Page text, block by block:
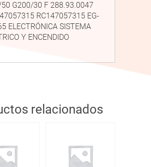
G200/30 F 288.93.0047
RC147057315 EG-
ELECTRÓNICA SISTEMA
Y ENCENDIDO
relacionados